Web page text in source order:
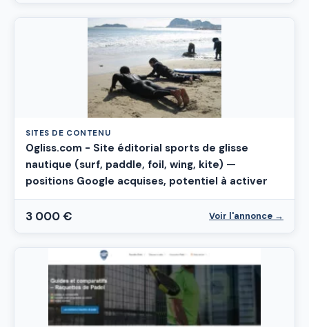
SITES DE CONTENU
Ogliss.com - Site éditorial sports de glisse
nautique (surf, paddle, foil, wing, kite) —
positions Google acquises, potentiel à activer
3 000 € Voir l'annonce →